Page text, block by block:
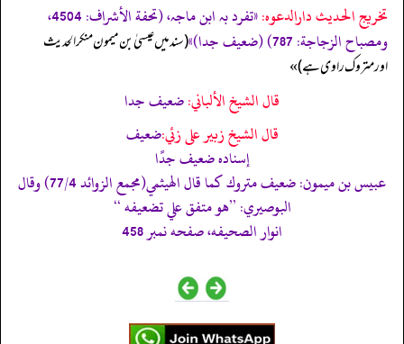
تخریج الحدیث دارالدعوہ:
«‏‏‏‏تفرد بہ ابن ماجہ، (تحفة الأشراف: 4504،
ومصباح الزجاجة: 787) (ضعیف جدا)»
‏‏‏‏ (سند میں عیسیٰ بن میمون منکر الحدیث
اورمتروک راوی ہے)»
قال الشيخ الألباني:ضعيف جدا
قال الشيخ زبير على زئي:ضعيف
إسناده ضعيف جدًا
عبيس بن ميمون: ضعيف متروك كما قال الهيثمي(مجمع الزوائد 77/4) وقال
البوصيري: ’’ھو متفق علي تضعيفه ‘‘
انوار الصحيفه، صفحه نمبر 458